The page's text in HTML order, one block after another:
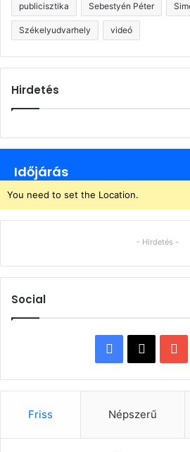
publicisztika Sebestyén Péter
Székelyudvarhely videó
Hirdetés
Időjárás
You need to set the Location.
- Hirdetés -
Social
Facebook
X
Friss Népszerű